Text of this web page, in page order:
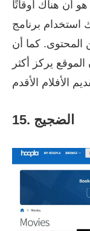
أن هناك أوقاتًا
استخدام برنامج
المحتوى. كما أن
يركز أكثر
15. الضجيج